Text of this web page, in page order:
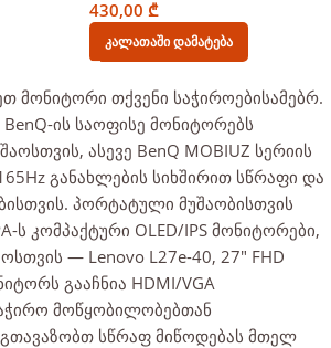
430,00 ₾
Კალათაში Დამატება
მონიტორი თქვენი საჭიროებისამებრ.
ის საოფისე მონიტორებს
ასევე BenQ MOBIUZ სერიის
განახლების სიხშირით სწრაფი და
პორტატული მუშაობისთვის
ს კომპაქტური OLED/IPS მონიტორები,
— Lenovo L27e-40, 27" FHD
გააჩნია HDMI/VGA
მოწყობილობებთან
სწრაფ მიწოდებას მთელ